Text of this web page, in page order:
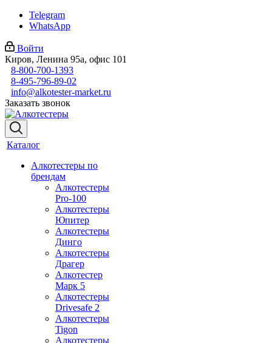
Telegram
WhatsApp
Войти
Киров, Ленина 95а, офис 101
8-800-700-1393
8-495-796-89-02
info@alkotester-market.ru
Заказать звонок
Каталог
Алкотестеры по
брендам
Алкотестеры
Pro-100
Алкотестеры
Юпитер
Алкотестеры
Динго
Алкотестеры
Драгер
Алкотестер
Марк 5
Алкотестеры
Drivesafe 2
Алкотестеры
Tigon
Алкотестеры